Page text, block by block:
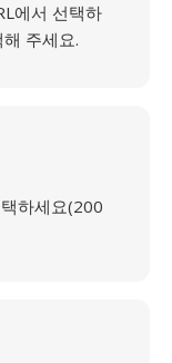
에서 선택하
주세요.
하세요(200